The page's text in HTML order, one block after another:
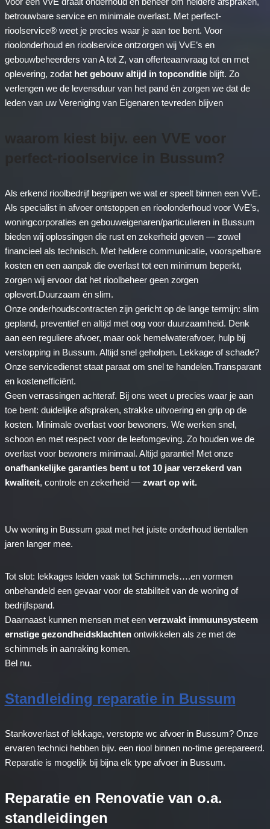
betrouwbare service en minimale overlast. Met perfect-
rioolservice® weet je precies waar je aan toe bent. Voor
rioolonderhoud en rioolservice ontzorgen wij VvE’s en
gebouwbeheerders van A tot Z, van offerteaanvraag tot en met
oplevering, zodat het gebouw altijd in topconditieblijft. Zo
verlengen we de levensduur van het pand én zorgen we dat de
leden van uw Vereniging van Eigenaren tevreden blijven
waarom kiest bijv. een VVE voor
perfect-rioolservice in Bussum?
Als erkend rioolbedrijf begrijpen we wat er speelt binnen een VvE.
Als specialist in afvoer ontstoppen en rioolonderhoud voor VvE’s,
woningcorporaties en gebouweigenaren/particulieren in Bussum
bieden wij oplossingen die rust en zekerheid geven — zowel
financieel als technisch. Met heldere communicatie, voorspelbare
kosten en een aanpak die overlast tot een minimum beperkt,
zorgen wij ervoor dat het rioolbeheer geen zorgen
oplevert.Duurzaam én slim.
Onze onderhoudscontracten zijn gericht op de lange termijn: slim
gepland, preventief en altijd met oog voor duurzaamheid. Denk
aan een reguliere afvoer, maar ook hemelwaterafvoer, hulp bij
verstopping in Bussum. Altijd snel geholpen. Lekkage of schade?
Onze servicedienst staat paraat om snel te handelen.Transparant
en kostenefficiënt.
Geen verrassingen achteraf. Bij ons weet u precies waar je aan
toe bent: duidelijke afspraken, strakke uitvoering en grip op de
kosten. Minimale overlast voor bewoners. We werken snel,
schoon en met respect voor de leefomgeving. Zo houden we de
overlast voor bewoners minimaal. Altijd garantie! Met onze
onafhankelijke garanties bent u tot 10 jaar verzekerd van
kwaliteit, controle en zekerheid — zwart op wit.
Uw woning in Bussum gaat met het juiste onderhoud tientallen
jaren langer mee.
Tot slot: lekkages leiden vaak tot Schimmels….en vormen
onbehandeld een gevaar voor de stabiliteit van de woning of
bedrijfspand.
Daarnaast kunnen mensen met een verzwakt immuunsysteem
ernstige gezondheidsklachten ontwikkelen als ze met de
schimmels in aanraking komen.
Bel nu.
Standleiding reparatie in Bussum
Stankoverlast of lekkage, verstopte wc afvoer in Bussum? Onze
ervaren technici hebben bijv. een riool binnen no-time gerepareerd.
Reparatie is mogelijk bij bijna elk type afvoer in Bussum.
Reparatie en Renovatie van o.a.
standleidingen